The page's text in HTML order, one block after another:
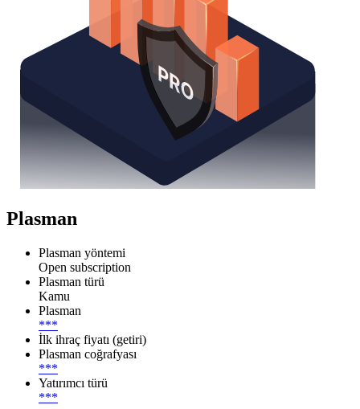
Plasman
Plasman yöntemi
Open subscription
Plasman türü
Kamu
Plasman
***
İlk ihraç fiyatı (getiri)
Plasman coğrafyası
***
Yatırımcı türü
***